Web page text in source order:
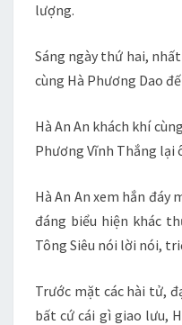
lượng.
Sáng ngày thứ hai,
cùng Hà Phương Dao
Hà An An khách khí
Phương Vĩnh Thắng lại
Hà An An xem hắn đáy
đáng biểu hiện khác
Tông Siêu nói lời nói,
Trước mặt các hài tử,
bất cứ cái gì giao lưu,